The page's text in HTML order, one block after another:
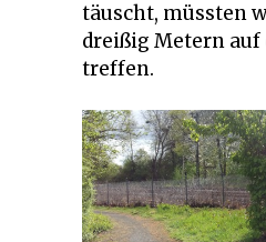
täuscht, müssten
dreißig Metern auf
treffen.